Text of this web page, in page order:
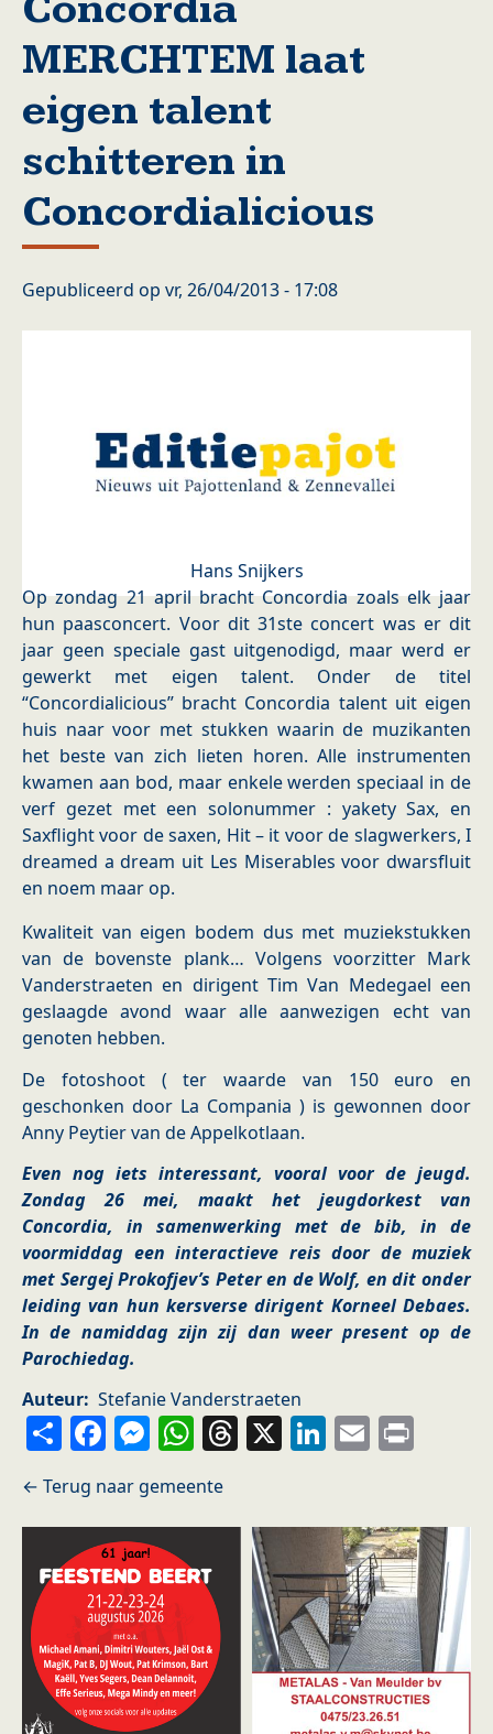
MERCHTEM laat
eigen talent
schitteren in
Concordialicious
Gepubliceerd op vr, 26/04/2013 - 17:08
Hans Snijkers
Op zondag 21 april bracht Concordia zoals elk jaar
hun paasconcert. Voor dit 31ste concert was er dit
jaar geen speciale gast uitgenodigd, maar werd er
gewerkt met eigen talent. Onder de titel
“Concordialicious” bracht Concordia talent uit eigen
huis naar voor met stukken waarin de muzikanten
het beste van zich lieten horen. Alle instrumenten
kwamen aan bod, maar enkele werden speciaal in de
verf gezet met een solonummer : yakety Sax, en
Saxflight voor de saxen, Hit – it voor de slagwerkers, I
dreamed a dream uit Les Miserables voor dwarsfluit
en noem maar op.
Kwaliteit van eigen bodem dus met muziekstukken
van de bovenste plank… Volgens voorzitter Mark
Vanderstraeten en dirigent Tim Van Medegael een
geslaagde avond waar alle aanwezigen echt van
genoten hebben.
De fotoshoot ( ter waarde van 150 euro en
geschonken door La Compania ) is gewonnen door
Anny Peytier van de Appelkotlaan.
Even nog iets interessant, vooral voor de jeugd.
Zondag 26 mei, maakt het jeugdorkest van
Concordia, in samenwerking met de bib, in de
voormiddag een interactieve reis door de muziek
met Sergej Prokofjev’s Peter en de Wolf, en dit onder
leiding van hun kersverse dirigent Korneel Debaes.
In de namiddag zijn zij dan weer present op de
Parochiedag.
Auteur Stefanie Vanderstraeten
ShareFacebook
Messenger
WhatsApp
Threads
X LinkedIn
Email